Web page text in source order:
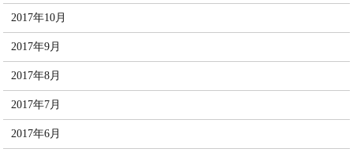
2017年10月
2017年9月
2017年8月
2017年7月
2017年6月